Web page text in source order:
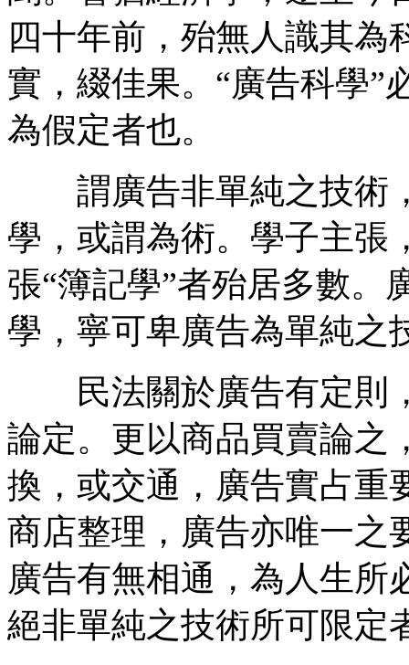
四十年前，殆無人識其為
實，綴佳果。“廣告科學”
為假定者也。
謂廣告非單純之技術，
學，或謂為術。學子主張
張“簿記學”者殆居多數。
學，寧可卑廣告為單純之
民法關於廣告有定則
論定。更以商品買賣論之
換，或交通，廣告實占重
商店整理，廣告亦唯一之
廣告有無相通，為人生所
絕非單純之技術所可限定